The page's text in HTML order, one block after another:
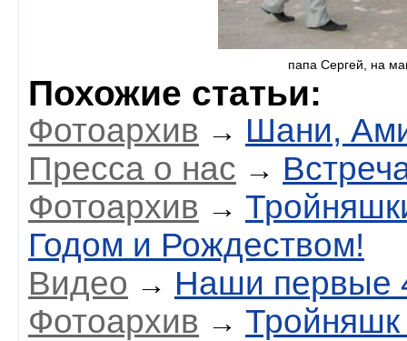
папа Сергей, на
Похожие статьи:
Фотоархив → Шани,
Пресса о нас →
Фотоархив →
Годом и Рождеством!
Видео → Наши первые
Фотоархив →